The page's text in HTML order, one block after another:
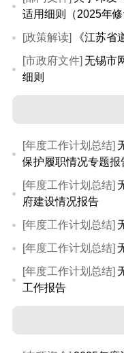
适用细则（2025年
[政策解读]
《江苏省
[市政府文件] 无锡市
细则
[年度工作计划总结]
保护履职情况专题报
[年度工作计划总结]
府建设情况报告
[年度工作计划总结]
[年度工作计划总结]
[年度工作计划总结]
工作报告